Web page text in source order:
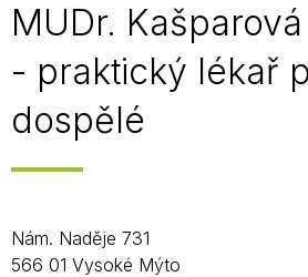
MUDr.
- praktický lékař
dospělé
Nám. Naděje 731
566 01 Vysoké Mýto